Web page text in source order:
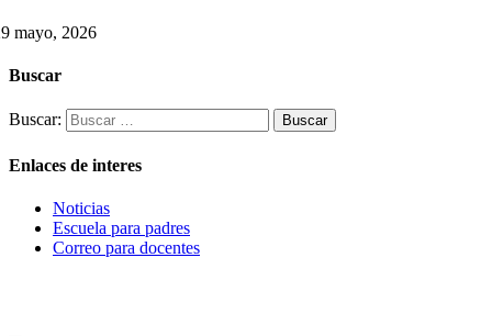
mayo, 2026
Buscar
Buscar:
Enlaces de interes
Noticias
Escuela para padres
Correo para docentes